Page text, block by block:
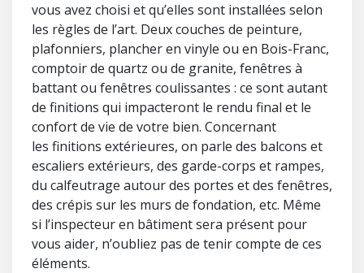
vous avez choisi et qu’elles sont installées selon
les règles de l’art. Deux couches de peinture,
plafonniers, plancher en vinyle ou en Bois-Franc,
comptoir de quartz ou de granite, fenêtres à
battant ou fenêtres coulissantes : ce sont autant
de finitions qui impacteront le rendu final et le
confort de vie de votre bien. Concernant
les finitions extérieures, on parle des balcons et
escaliers extérieurs, des garde-corps et rampes,
du calfeutrage autour des portes et des fenêtres,
des crépis sur les murs de fondation, etc. Même
si l’inspecteur en bâtiment sera présent pour
vous aider, n’oubliez pas de tenir compte de ces
éléments.